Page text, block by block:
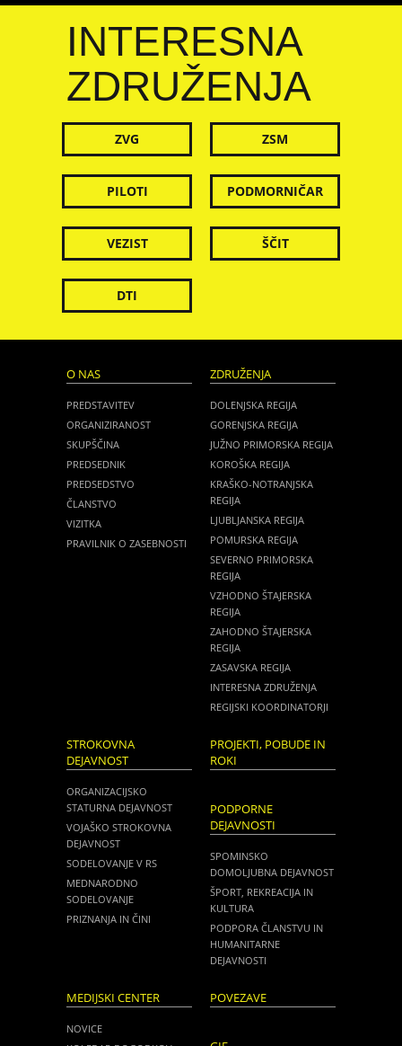
INTERESNA
ZDRUŽENJA
ZVG ZSM
PILOTI PODMORNIČAR
VEZIST ŠČIT
DTI
O NAS
PREDSTAVITEV
ORGANIZIRANOST
SKUPŠČINA
PREDSEDNIK
PREDSEDSTVO
ČLANSTVO
VIZITKA
PRAVILNIK O ZASEBNOSTI
ZDRUŽENJA
DOLENJSKA REGIJA
GORENJSKA REGIJA
JUŽNO PRIMORSKA REGIJA
KOROŠKA REGIJA
KRAŠKO-NOTRANJSKA
REGIJA
LJUBLJANSKA REGIJA
POMURSKA REGIJA
SEVERNO PRIMORSKA
REGIJA
VZHODNO ŠTAJERSKA
REGIJA
ZAHODNO ŠTAJERSKA
REGIJA
ZASAVSKA REGIJA
INTERESNA ZDRUŽENJA
REGIJSKI KOORDINATORJI
STROKOVNA
DEJAVNOST
ORGANIZACIJSKO
STATURNA DEJAVNOST
VOJAŠKO STROKOVNA
DEJAVNOST
SODELOVANJE V RS
MEDNARODNO
SODELOVANJE
PRIZNANJA IN ČINI
PROJEKTI, POBUDE IN
ROKI
PODPORNE
DEJAVNOSTI
SPOMINSKO
DOMOLJUBNA DEJAVNOST
ŠPORT, REKREACIJA IN
KULTURA
PODPORA ČLANSTVU IN
HUMANITARNE
DEJAVNOSTI
MEDIJSKI CENTER
NOVICE
POVEZAVE